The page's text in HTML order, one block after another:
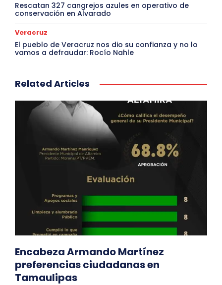
Rescatan 327 cangrejos azules en operativo de
conservación en Alvarado
Veracruz
El pueblo de Veracruz nos dio su confianza y no lo
vamos a defraudar: Rocío Nahle
Related Articles
Encabeza Armando Martínez
preferencias ciudadanas en
Tamaulipas